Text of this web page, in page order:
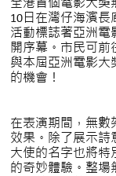
全港首個電影大獎
10日在灣仔海濱
活動標誌著亞洲電
開序幕。市民可前
與本屆亞洲電影大
的機會！
在表演期間，無數
效果。除了展示詩
大使的名字也將特
的奇妙體驗。整場